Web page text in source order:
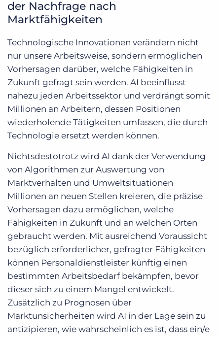
der Nachfrage nach
Marktfähigkeiten
Technologische Innovationen verändern nicht
nur unsere Arbeitsweise, sondern ermöglichen
Vorhersagen darüber, welche Fähigkeiten in
Zukunft gefragt sein werden. AI beeinflusst
nahezu jeden Arbeitssektor und verdrängt somit
Millionen an Arbeitern, dessen Positionen
wiederholende Tätigkeiten umfassen, die durch
Technologie ersetzt werden können.
Nichtsdestotrotz wird AI dank der Verwendung
von Algorithmen zur Auswertung von
Marktverhalten und Umweltsituationen
Millionen an neuen Stellen kreieren, die präzise
Vorhersagen dazu ermöglichen, welche
Fähigkeiten in Zukunft und an welchen Orten
gebraucht werden. Mit ausreichend Voraussicht
bezüglich erforderlicher, gefragter Fähigkeiten
können Personaldienstleister künftig einen
bestimmten Arbeitsbedarf bekämpfen, bevor
dieser sich zu einem Mangel entwickelt.
Zusätzlich zu Prognosen über
Marktunsicherheiten wird AI in der Lage sein zu
antizipieren, wie wahrscheinlich es ist, dass ein/e